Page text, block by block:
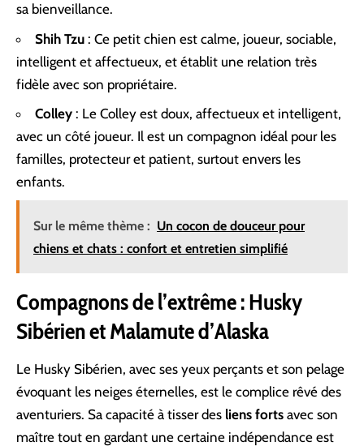
sa bienveillance.
Shih Tzu : Ce petit chien est calme, joueur, sociable,
intelligent et affectueux, et établit une relation très
fidèle avec son propriétaire.
Colley : Le Colley est doux, affectueux et intelligent,
avec un côté joueur. Il est un compagnon idéal pour les
familles, protecteur et patient, surtout envers les
enfants.
Sur le même thème : Un cocon de douceur pour
chiens et chats : confort et entretien simplifié
Compagnons de l’extrême : Husky
Sibérien et Malamute d’Alaska
Le Husky Sibérien, avec ses yeux perçants et son pelage
évoquant les neiges éternelles, est le complice rêvé des
aventuriers. Sa capacité à tisser des liens forts avec son
maître tout en gardant une certaine indépendance est